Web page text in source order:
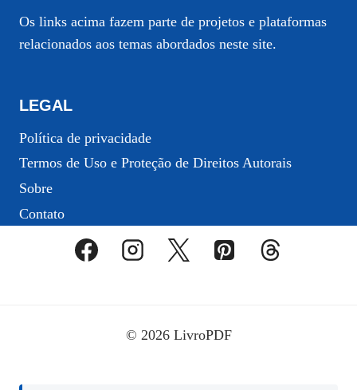
Os links acima fazem parte de projetos e plataformas
relacionados aos temas abordados neste site.
LEGAL
Política de privacidade
Termos de Uso e Proteção de Direitos Autorais
Sobre
Contato
© 2026 LivroPDF